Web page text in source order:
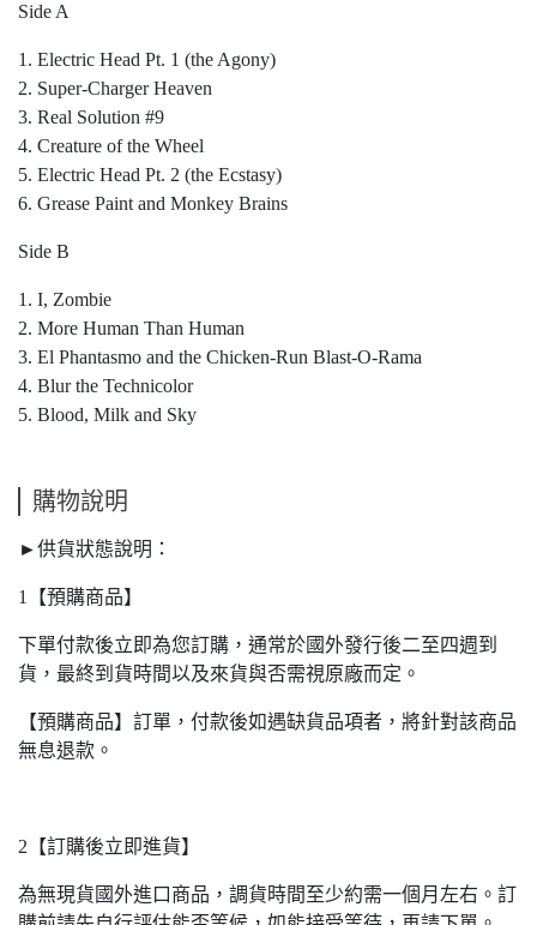
Side A
1. Electric Head Pt. 1 (the Agony)
2. Super-Charger Heaven
3. Real Solution #9
4. Creature of the Wheel
5. Electric Head Pt. 2 (the Ecstasy)
6. Grease Paint and Monkey Brains
Side B
1. I, Zombie
2. More Human Than Human
3. El Phantasmo and the Chicken-Run Blast-O-Rama
4. Blur the Technicolor
5. Blood, Milk and Sky
購物說明
►供貨狀態說明：
1【預購商品】
下單付款後立即為您訂購，通常於國外發行後二至四週到
貨，最終到貨時間以及來貨與否需視原廠而定。
【預購商品】訂單，付款後如遇缺貨品項者，將針對該商品
無息退款。
2【訂購後立即進貨】
為無現貨國外進口商品，調貨時間至少約需一個月左右。訂